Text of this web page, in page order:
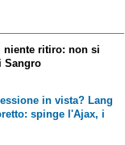
niente ritiro: non si
Sangro
in vista? Lang
spinge l'Ajax, i